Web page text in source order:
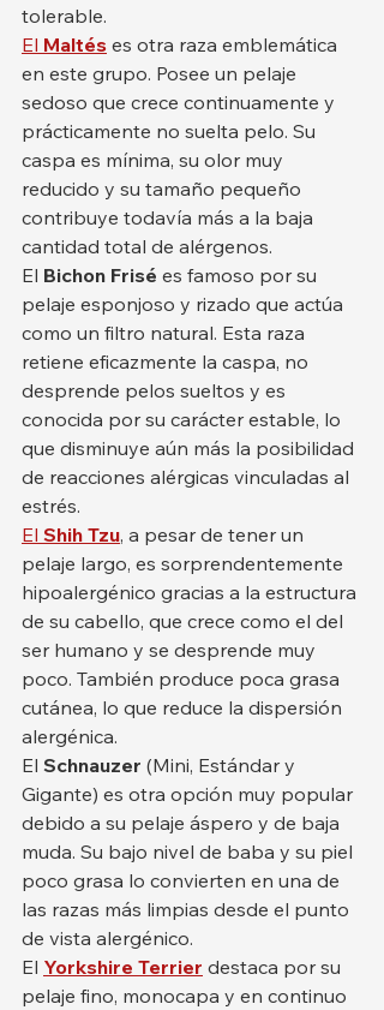
tolerable.
El Maltés es otra raza emblemática
en este grupo. Posee un pelaje
sedoso que crece continuamente y
prácticamente no suelta pelo. Su
caspa es mínima, su olor muy
reducido y su tamaño pequeño
contribuye todavía más a la baja
cantidad total de alérgenos.
El Bichon Frisé es famoso por su
pelaje esponjoso y rizado que actúa
como un filtro natural. Esta raza
retiene eficazmente la caspa, no
desprende pelos sueltos y es
conocida por su carácter estable, lo
que disminuye aún más la posibilidad
de reacciones alérgicas vinculadas al
estrés.
El Shih Tzu, a pesar de tener un
pelaje largo, es sorprendentemente
hipoalergénico gracias a la estructura
de su cabello, que crece como el del
ser humano y se desprende muy
poco. También produce poca grasa
cutánea, lo que reduce la dispersión
alergénica.
El Schnauzer (Mini, Estándar y
Gigante) es otra opción muy popular
debido a su pelaje áspero y de baja
muda. Su bajo nivel de baba y su piel
poco grasa lo convierten en una de
las razas más limpias desde el punto
de vista alergénico.
El Yorkshire Terrier destaca por su
pelaje fino, monocapa y en continuo